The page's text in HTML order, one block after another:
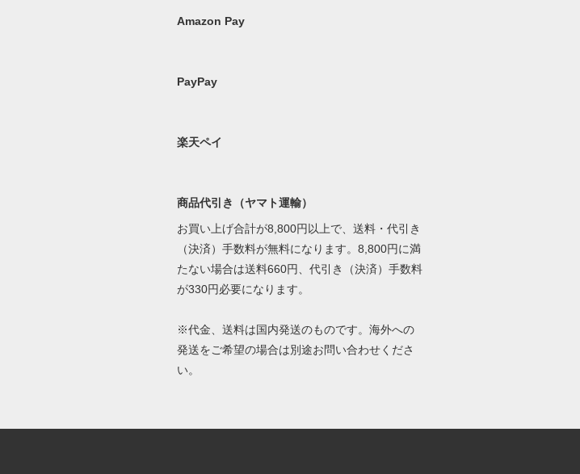
Amazon Pay
PayPay
楽天ペイ
商品代引き（ヤマト運輸）
お買い上げ合計が8,800円以上で、送料・代引き
（決済）手数料が無料になります。8,800円に満
たない場合は送料660円、代引き（決済）手数料
が330円必要になります。
※代金、送料は国内発送のものです。海外への
発送をご希望の場合は別途お問い合わせくださ
い。